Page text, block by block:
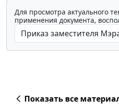
Для просмотра актуального
применения документа,
Показать все